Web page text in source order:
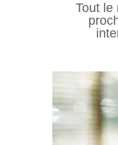
Tout le